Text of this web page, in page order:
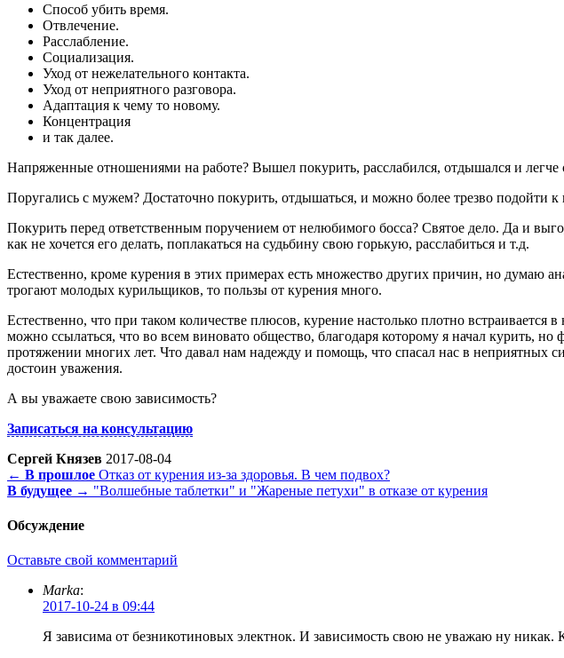
Способ убить время.
Отвлечение.
Расслабление.
Социализация.
Уход от нежелательного контакта.
Уход от неприятного разговора.
Адаптация к чему то новому.
Концентрация
и так далее.
Напряженные отношениями на работе? Вышел покурить, расслабился, отдышался и
Поругались с мужем? Достаточно покурить, отдышаться, и можно более трезво подойти к
Покурить перед ответственным поручением от нелюбимого босса? Святое дело. Да и
как не хочется его делать, поплакаться на судьбину свою горькую, расслабиться и т.д.
Естественно, кроме курения в этих примерах есть множество других причин, но думаю
трогают молодых курильщиков, то пользы от курения много.
Естественно, что при таком количестве плюсов, курение настолько плотно
можно ссылаться, что во всем виновато общество, благодаря которому я начал курить,
протяжении многих лет. Что давал нам надежду и помощь, что спасал нас в неприятных
достоин уважения.
А вы уважаете свою зависимость?
Записаться на консультацию
Сергей Князев 2017-08-04
← В прошлое Отказ от курения из-за здоровья. В чем подвох?
В будущее → "Волшебные таблетки" и "Жареные петухи" в отказе от курения
Обсуждение
Оставьте свой комментарий
Marka:
2017-10-24 в 09:44
Я зависима от безникотиновых электнок. И зависимость свою не уважаю ну никак.